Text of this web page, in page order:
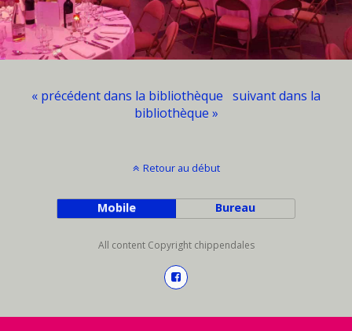
« précédent dans la bibliothèque suivant dans la
bibliothèque »
Retour au début
Mobile Bureau
All content Copyright chippendales